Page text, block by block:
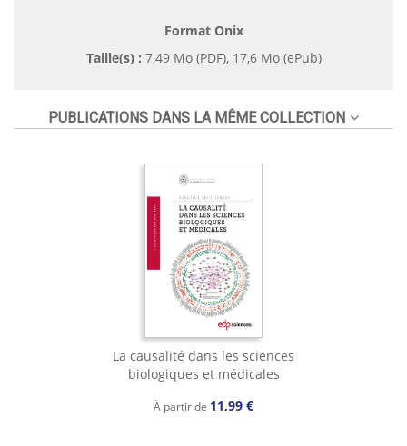
Format Onix
Taille(s) : 7,49 Mo (PDF), 17,6 Mo (ePub)
PUBLICATIONS DANS LA MÊME COLLECTION
La causalité dans les sciences
biologiques et médicales
À partir de 11,99 €